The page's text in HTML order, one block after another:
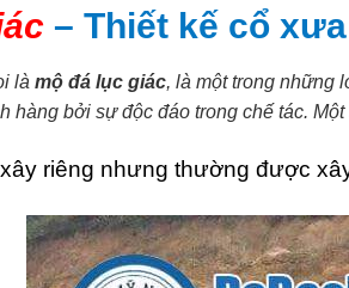
– Thiết kế cổ
là mộ đá lục giác, là một trong những
hàng bởi sự độc đáo trong chế tác.
riêng nhưng thường được